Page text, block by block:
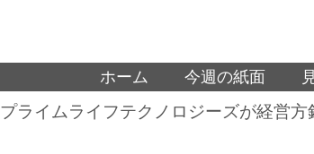
ホーム 今週の紙面
プライムライフテクノロジーズが経営